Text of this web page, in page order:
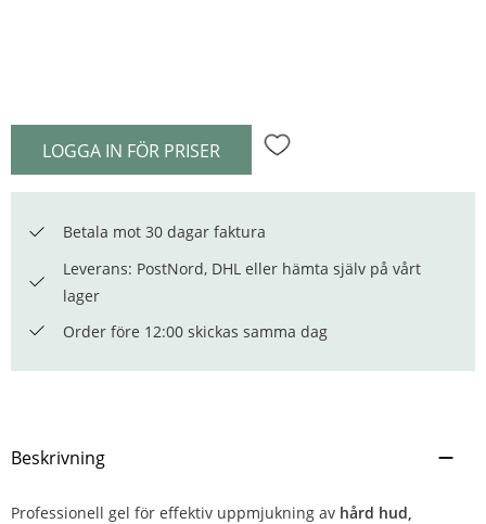
LOGGA IN FÖR PRISER Lägg till i favoriter
Betala mot 30 dagar faktura
Leverans: PostNord, DHL eller hämta själv på vårt
lager
Order före 12:00 skickas samma dag
Beskrivning
Professionell gel för effektiv uppmjukning av hård hud,